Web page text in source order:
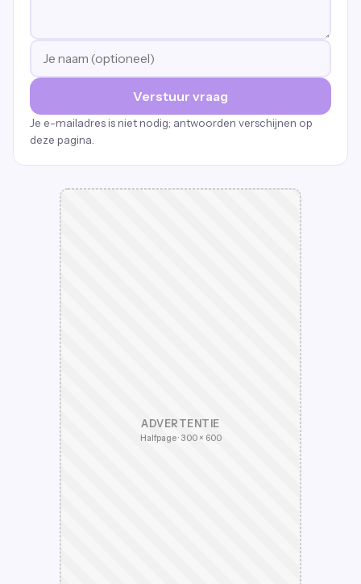
Verstuur vraag
Je e-mailadres is niet nodig; antwoorden verschijnen op
deze pagina.
ADVERTENTIE
Halfpage · 300 × 600